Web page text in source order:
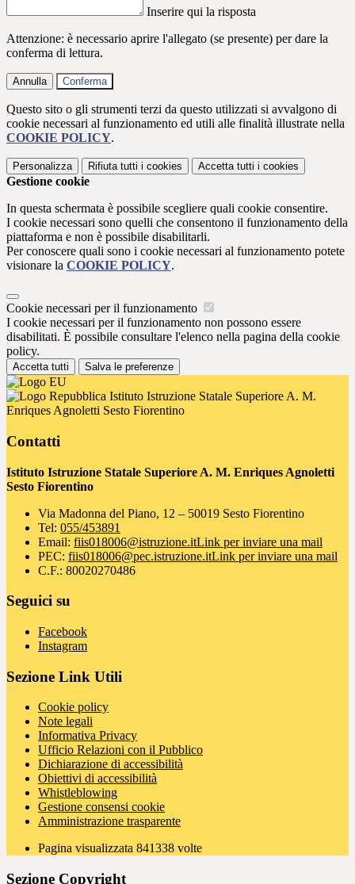
Inserire qui la risposta
Attenzione: è necessario aprire l'allegato (se presente) per dare la
conferma di lettura.
Annulla Conferma
Questo sito o gli strumenti terzi da questo utilizzati si avvalgono di
cookie necessari al funzionamento ed utili alle finalità illustrate nella
COOKIE POLICY.
Personalizza Rifiuta tutti i cookies Accetta tutti i cookies
Gestione cookie
In questa schermata è possibile scegliere quali cookie consentire.
I cookie necessari sono quelli che consentono il funzionamento della
piattaforma e non è possibile disabilitarli.
Per conoscere quali sono i cookie necessari al funzionamento potete
visionare la COOKIE POLICY.
Cookie necessari per il funzionamento
I cookie necessari per il funzionamento non possono essere
disabilitati. È possibile consultare l'elenco nella pagina della cookie
policy.
Accetta tutti Salva le preferenze
Istituto Istruzione Statale Superiore A. M.
Enriques Agnoletti Sesto Fiorentino
Contatti
Istituto Istruzione Statale Superiore A. M. Enriques Agnoletti
Sesto Fiorentino
Via Madonna del Piano, 12 – 50019 Sesto Fiorentino
Tel: 055/453891
Email: fiis018006@istruzione.itLink per inviare una mail
PEC: fiis018006@pec.istruzione.itLink per inviare una mail
C.F.: 80020270486
Seguici su
Facebook
Instagram
Sezione Link Utili
Cookie policy
Note legali
Informativa Privacy
Ufficio Relazioni con il Pubblico
Dichiarazione di accessibilità
Obiettivi di accessibilità
Whistleblowing
Gestione consensi cookie
Amministrazione trasparente
Pagina visualizzata 841338 volte
Sezione Copyright